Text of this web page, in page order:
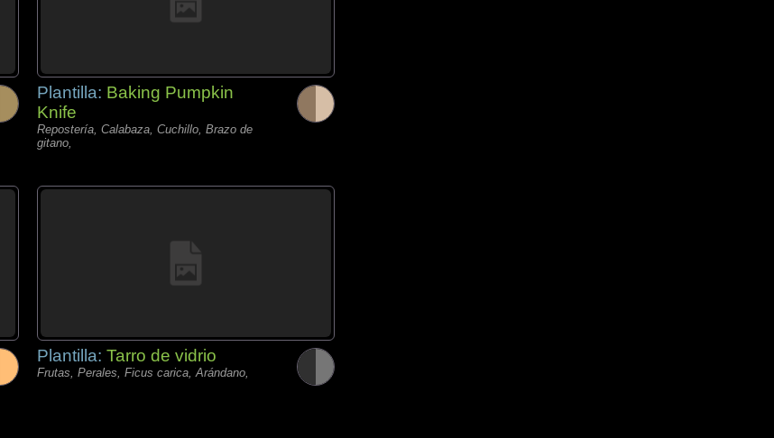
Plantilla: Baking Pumpkin
Knife
Repostería, Calabaza, Cuchillo, Brazo de
gitano,
Plantilla: Tarro de vidrio
Frutas, Perales, Ficus carica, Arándano,